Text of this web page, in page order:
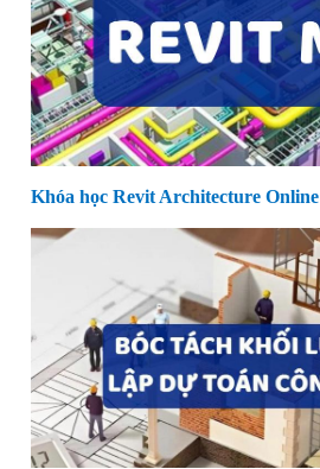
Khóa học Revit Architecture Online